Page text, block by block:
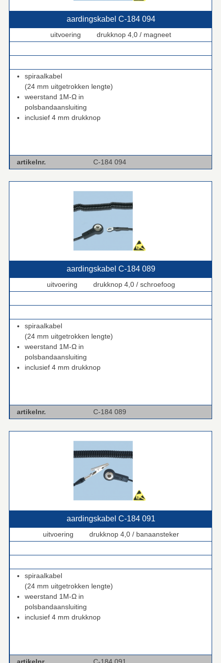
aardingskabel C‑184 094
uitvoering drukknop 4,0 / magneet
spiraalkabel
(24 mm uitgetrokken lengte)
weerstand 1M-Ω in
polsbandaansluiting
inclusief 4 mm drukknop
artikelnr. C-184 094
aardingskabel C‑184 089
uitvoering drukknop 4,0 / schroefoog
spiraalkabel
(24 mm uitgetrokken lengte)
weerstand 1M-Ω in
polsbandaansluiting
inclusief 4 mm drukknop
artikelnr. C-184 089
aardingskabel C‑184 091
uitvoering drukknop 4,0 / banaansteker
spiraalkabel
(24 mm uitgetrokken lengte)
weerstand 1M-Ω in
polsbandaansluiting
inclusief 4 mm drukknop
artikelnr. C-184 091